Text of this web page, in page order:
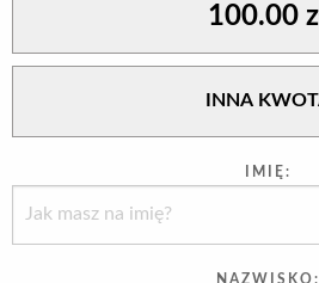
IMIĘ:
NAZWISKO: